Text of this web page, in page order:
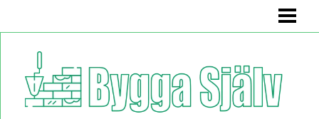
BADRUMSMÖBEL
BÄNK MED FÖRVARING